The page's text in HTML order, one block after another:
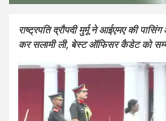
राष्ट्रपति द्रौपदी मुर्मू ने आईएमए की
कर सलामी ली, बेस्ट ऑफिसर कैडेट को